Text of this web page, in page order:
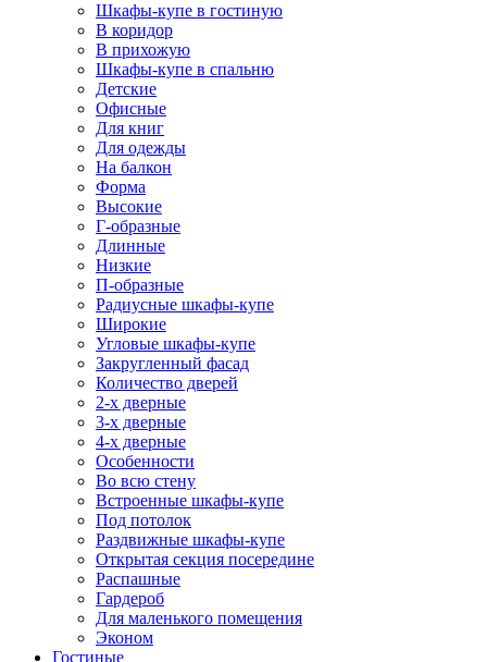
Шкафы-купе в гостиную
В коридор
В прихожую
Шкафы-купе в спальню
Детские
Офисные
Для книг
Для одежды
На балкон
Форма
Высокие
Г-образные
Длинные
Низкие
П-образные
Радиусные шкафы-купе
Широкие
Угловые шкафы-купе
Закругленный фасад
Количество дверей
2-х дверные
3-х дверные
4-х дверные
Особенности
Во всю стену
Встроенные шкафы-купе
Под потолок
Раздвижные шкафы-купе
Открытая секция посередине
Распашные
Гардероб
Для маленького помещения
Эконом
Гостиные